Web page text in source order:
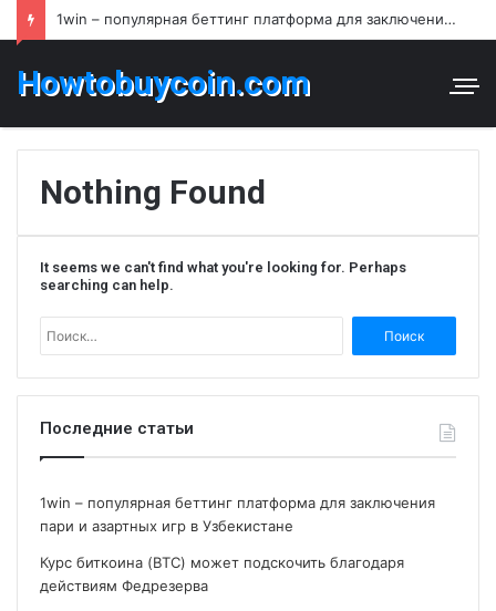
1win – популярная беттинг платформа для заключения пари и азартных игр в Узбекистане
Howtobuycoin.com
Nothing Found
It seems we can't find what you're looking for. Perhaps
searching can help.
Последние статьи
1win – популярная беттинг платформа для заключения
пари и азартных игр в Узбекистане
Курс биткоина (BTC) может подскочить благодаря
действиям Федрезерва